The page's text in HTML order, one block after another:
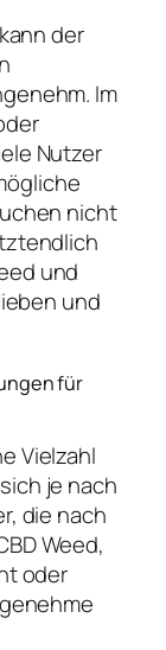
der
Im
Nutzer
nicht
und
und
für
Vielzahl
je nach
die nach
Weed,
oder